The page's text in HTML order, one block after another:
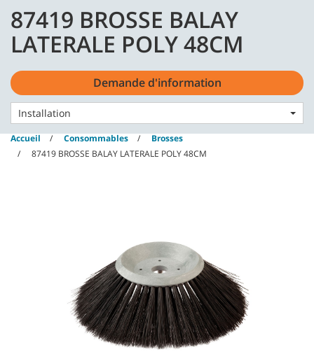
content
navigation
menu
Accueil Consommables
Brosses
87419 BROSSE BALAY LATERALE POLY 48CM
87419 BROSSE BALAY
LATERALE POLY 48CM
Demande d'information
Installation